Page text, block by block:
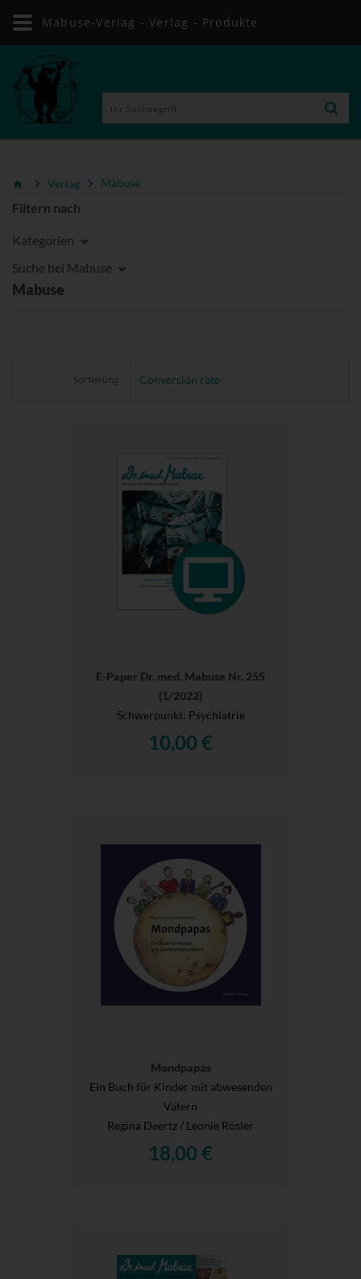
Verlag Mabuse
Filtern nach
Kategorien
Suche bei Mabuse
Mabuse
Sortierung
E-Paper Dr. med. Mabuse Nr. 255
(1/2022)
Schwerpunkt: Psychiatrie
10,00 €
Mondpapas
Ein Buch für Kinder mit abwesenden
Vätern
Regina Deertz / Leonie Rösler
18,00 €
Mabuse-Verlag - Verlag - Produkte